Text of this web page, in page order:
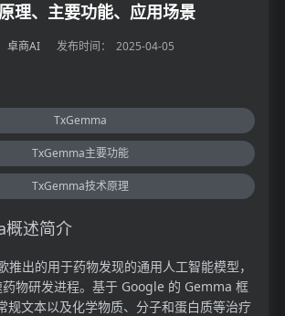
理、主要功能、应用场景
卓商AI 发布时间： 2025-04-05
TxGemma
TxGemma主要功能
TxGemma技术原理
述简介
推出的用于药物发现的通用人工智能模型，
物研发进程。基于 Google 的 Gemma 框
规文本以及化学物质、分子和蛋白质等治疗